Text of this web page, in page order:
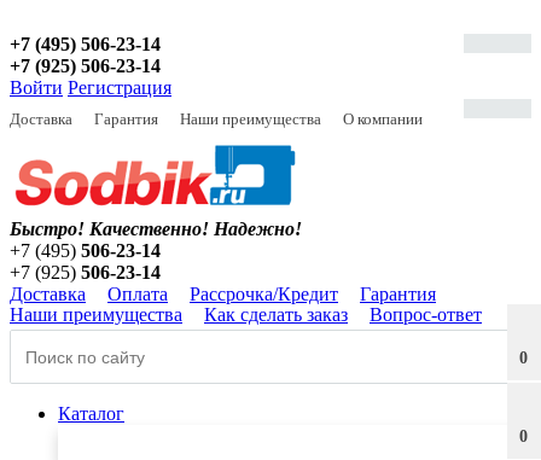
+7 (495) 506-23-14
+7 (925) 506-23-14
Войти Регистрация
Доставка Гарантия Наши преимущества О компании
0
0
Быстро! Качественно! Надежно!
+7 (495) 506-23-14
+7 (925) 506-23-14
Доставка
Оплата Рассрочка/Кредит
Гарантия
Наши преимущества
Как сделать заказ Вопрос-ответ
Каталог